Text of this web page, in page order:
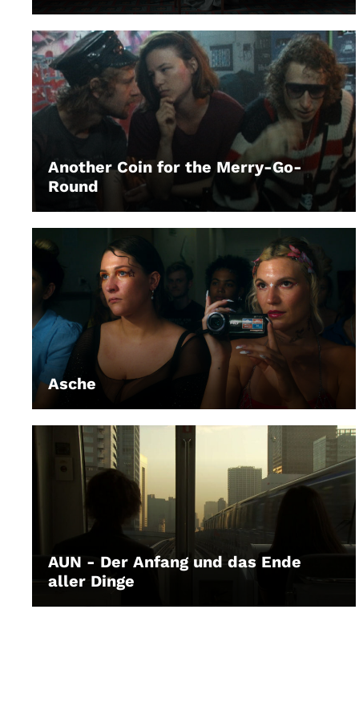
Another Coin for the Merry-Go-
Round
LEIHEN
Asche
LEIHEN
AUN - Der Anfang und das Ende
aller Dinge
LEIHEN